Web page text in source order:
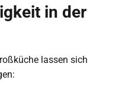
in der
lassen sich